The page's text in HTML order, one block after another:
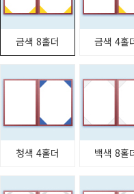
금색 8홀더 금색 4홀
청색 4홀더 백색 8홀